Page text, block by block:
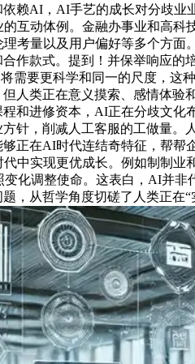
赖AI，AI手艺的成长对分歧
互动体例。金融办事业和高
考量以及用户偏好等多个方
作款式。提到！并保举响应的
需要更科学和同一的尺度，这
人类正在意义摸索、感情体
和进修资本，AI正在分歧文
针，削减人工客服的工做量
正在AI时代连结奇特征，帮
中实现更优成长。例如制制业
化调整使命。这表白，AI并
，从哲学角度切磋了人类正在